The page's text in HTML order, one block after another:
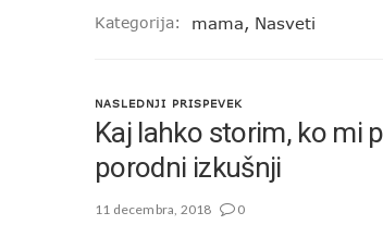
Kategorija: mama, Nasveti
NASLEDNJI PRISPEVEK
Kaj lahko storim, ko mi
porodni izkušnji
11 decembra, 2018 0